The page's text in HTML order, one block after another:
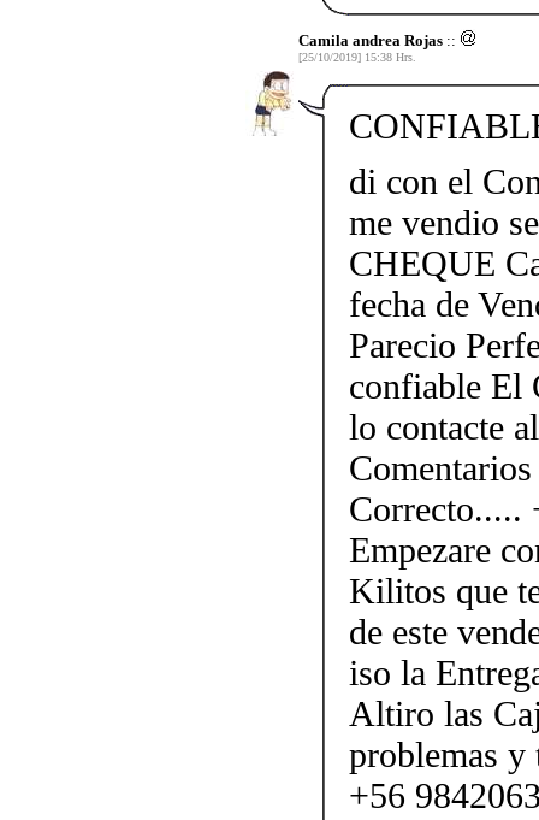
Camila andrea Rojas::
[25/10/2019] 15:38 Hrs.
di con el
me vendio
CHEQUE
fecha de
Parecio
confiable El
lo contacte
Correcto.....
Empezare
Kilitos que
de este
iso la
Altiro las
problemas y
+56